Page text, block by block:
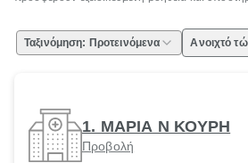
Ταξινόμηση: Προτεινόμενα Ανοιχτό
1. ΜΑΡΙΑ Ν ΚΟΥΡΗ
Προβολή